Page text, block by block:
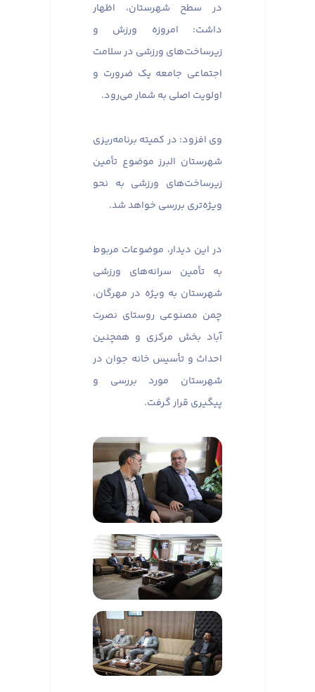
در سطح شهرستان، اظهار
داشت: امروزه ورزش و
زیرساخت‌های ورزشی در سلامت
اجتماعی جامعه یک ضرورت و
اولویت اصلی به شمار می‌رود.
وی افزود: در کمیته برنامه‌ریزی
شهرستان البرز موضوع تأمین
زیرساخت‌های ورزشی به نحو
ویژه‌تری بررسی خواهد شد.
در این دیدار، موضوعات مربوط
به تأمین سرانه‌های ورزشی
شهرستان به ویژه در مهرگان،
چمن مصنوعی روستای نصرت
آباد بخش مرکزی و همچنین
احداث و تأسیس خانه جوان در
شهرستان مورد بررسی و
پیگیری قرار گرفت.